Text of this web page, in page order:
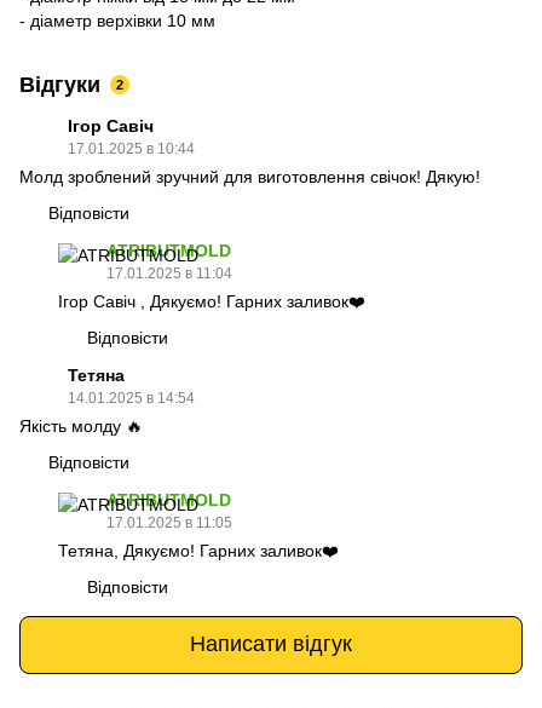
- діаметр верхівки 10 мм
Відгуки 2
Ігор Савіч
17.01.2025 в 10:44
Молд зроблений зручний для виготовлення свічок! Дякую!
Відповісти
ATRIBUTMOLD
17.01.2025 в 11:04
Ігор Савіч , Дякуємо! Гарних заливок❤️
Відповісти
Тетяна
14.01.2025 в 14:54
Якість молду 🔥
Відповісти
ATRIBUTMOLD
17.01.2025 в 11:05
Тетяна, Дякуємо! Гарних заливок❤️
Відповісти
Написати відгук